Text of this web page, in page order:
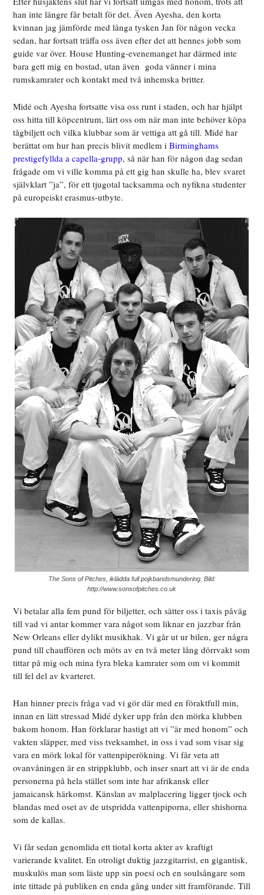
han inte längre får betalt för det. Även Ayesha, den korta
kvinnan jag jämförde med långa tysken Jan för någon vecka
sedan, har fortsatt träffa oss även efter det att hennes jobb som
guide var över. House Hunting-evenemanget har därmed inte
bara gett mig en bostad, utan även goda vänner i mina
rumskamrater och kontakt med två inhemska britter.
Midé och Ayesha fortsatte visa oss runt i staden, och har hjälpt
oss hitta till köpcentrum, lärt oss om när man inte behöver köpa
tågbiljett och vilka klubbar som är vettiga att gå till. Midé har
berättat om hur han precis blivit medlem iBirminghams
prestigefyllda a capella-grupp, så när han för någon dag sedan
frågade om vi ville komma på ett gig han skulle ha, blev svaret
självklart ”ja”, för ett tjugotal tacksamma och nyfikna studenter
på europeiskt erasmus-utbyte.
The Sons of Pitches, iklädda full pojkbandsmundering. Bild:
http://www.sonsofpitches.co.uk
Vi betalar alla fem pund för biljetter, och sätter oss i taxis påväg
till vad vi antar kommer vara något som liknar en jazzbar från
New Orleans eller dylikt musikhak. Vi går ut ur bilen, ger några
pund till chauffören och möts av en två meter lång dörrvakt som
tittar på mig och mina fyra bleka kamrater som om vi kommit
till fel del av kvarteret.
Han hinner precis fråga vad vi gör där med en föraktfull min,
innan en lätt stressad Midé dyker upp från den mörka klubben
bakom honom. Han förklarar hastigt att vi ”är med honom” och
vakten släpper, med viss tveksamhet, in oss i vad som visar sig
vara en mörk lokal för vattenpiperökning. Vi får veta att
ovanvåningen är en strippklubb, och inser snart att vi är de enda
personerna på hela stället som inte har afrikansk eller
jamaicansk härkomst. Känslan av malplacering ligger tjock och
blandas med oset av de utspridda vattenpiporna, eller shishorna
som de kallas.
Vi får sedan genomlida ett tiotal korta akter av kraftigt
varierande kvalitet. En otroligt duktig jazzgitarrist, en gigantisk,
muskulös man som läste upp sin poesi och en soulsångare som
inte tittade på publiken en enda gång under sitt framförande. Till